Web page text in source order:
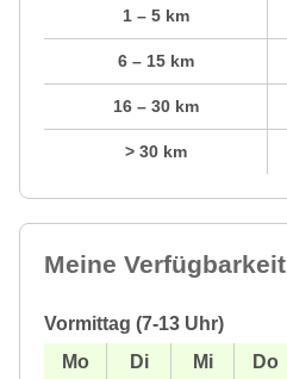
1 – 5 km
6 – 15 km
16 – 30 km
> 30 km
Meine Verfügbarkeit
Vormittag (7-13 Uhr)